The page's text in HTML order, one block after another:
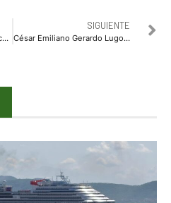
Resuena la guitarra clásica con magistral concierto de Francisco Bibriesca
SIGUIENTE
César Emiliano Gerardo Lugo destaca victoria del PRI en Coahuila y convoca a la unidad opositora